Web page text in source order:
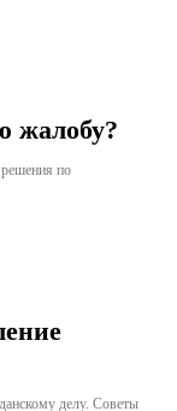
жалобу?
по
делу. Советы